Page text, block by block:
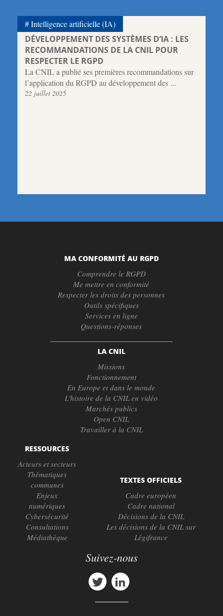
DÉVELOPPEMENT DES SYSTÈMES D’IA : LES
RECOMMANDATIONS DE LA CNIL POUR
RESPECTER LE RGPD
La CNIL a publié ses premières recommandations sur
l’application du RGPD au développement des ...
22 juillet 2025
Intelligence artificielle (IA)
MA CONFORMITÉ AU RGPD
Comprendre le RGPD
Me mettre en conformité
Respecter les droits des personnes
Outils spécifiques
Services en ligne
Questions-réponses
LA CNIL
Missions
Fonctionnement
En Europe et dans le monde
L'histoire de la CNIL en vidéo
Marchés publics
Open CNIL
Travailler à la CNIL
RESSOURCES
Acteurs et secteurs
Thématiques
communes
Enjeux
numériques
Cybersécurité
Consultations
Médiathèque
TEXTES OFFICIELS
Cadre européen
Cadre national
Décisions de la CNIL
Les décisions de la CNIL sur
Légifrance
Suivez-nous